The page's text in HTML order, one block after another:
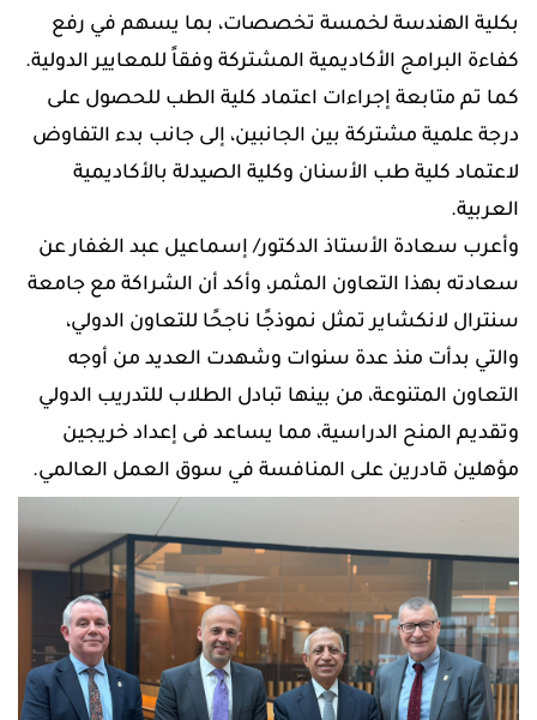
بكلية الهندسة لخمسة تخصصات، بما يسهم في رفع
كفاءة البرامج الأكاديمية المشتركة وفقاً للمعايير الدولية.
كما تم متابعة إجراءات اعتماد كلية الطب للحصول على
درجة علمية مشتركة بين الجانبين، إلى جانب بدء التفاوض
لاعتماد كلية طب الأسنان وكلية الصيدلة بالأكاديمية
العربية.
وأعرب سعادة الأستاذ الدكتور/ إسماعيل عبد الغفار عن
سعادته بهذا التعاون المثمر، وأكد أن الشراكة مع جامعة
سنترال لانكشاير تمثل نموذجًا ناجحًا للتعاون الدولي،
والتي بدأت منذ عدة سنوات وشهدت العديد من أوجه
التعاون المتنوعة، من بينها تبادل الطلاب للتدريب الدولي
وتقديم المنح الدراسية، مما يساعد فى إعداد خريجين
مؤهلين قادرين على المنافسة في سوق العمل العالمي.